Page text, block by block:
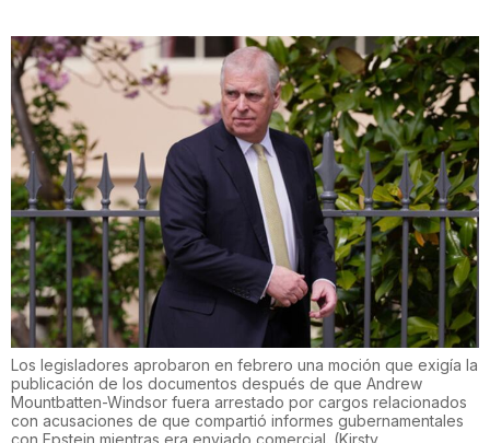
Los legisladores aprobaron en febrero una moción que exigía la
publicación de los documentos después de que Andrew
Mountbatten-Windsor fuera arrestado por cargos relacionados
con acusaciones de que compartió informes gubernamentales